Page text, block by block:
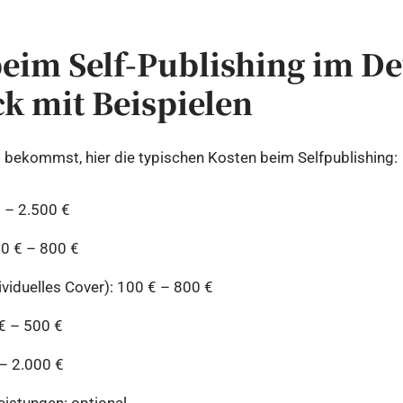
Self-Publishing im
mit Beispielen
bekommst, hier die typischen Kosten beim Selfpublishing:
– 2.500 €
€ – 800 €
Cover): 100 € – 800 €
– 500 €
2.000 €